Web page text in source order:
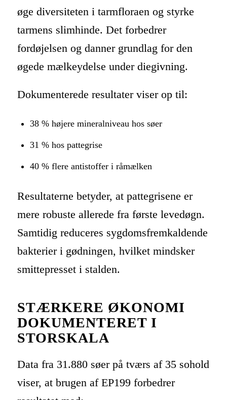
øge diversiteten i tarmfloraen og styrke
tarmens slimhinde. Det forbedrer
fordøjelsen og danner grundlag for den
øgede mælkeydelse under diegivning.
Dokumenterede resultater viser op til:
38 % højere mineralniveau hos søer
31 % hos pattegrise
40 % flere antistoffer i råmælken
Resultaterne betyder, at pattegrisene er
mere robuste allerede fra første levedøgn.
Samtidig reduceres sygdomsfremkaldende
bakterier i gødningen, hvilket mindsker
smittepresset i stalden.
STÆRKERE ØKONOMI
DOKUMENTERET I
STORSKALA
Data fra 31.880 søer på tværs af 35 sohold
viser, at brugen af EP199 forbedrer